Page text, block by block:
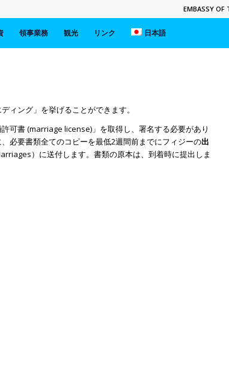
EMBASSY OF
領事業務 観光 リンク 日本語
ィング」を挙げることができます。
可書 (marriage license)」を取得し、署名する必要があり
必要書類全てのコピーを最低2週間前までにフィジーの出
）に送付します。書類の原本は、到着時に提出しま